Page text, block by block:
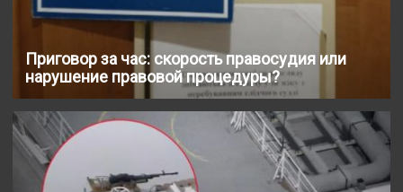
Приговор за час: скорость правосудия или
нарушение правовой процедуры?